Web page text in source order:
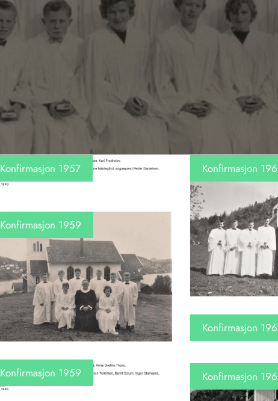
Konfirmasjon 1957
Konfirmasjon 1959
Konfirmasjon 1959
Konfirmasjon
Konfirmasjon
Konfirmasjon